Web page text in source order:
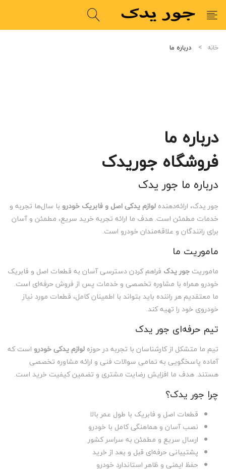
خانه درباره ما
درباره ما
فروشگاه جوریدک
درباره ما جور یدک
جور یدک، ارائه‌دهنده لوازم یدکی اصل و فابریک خودرو با سال‌ها تجربه و
خدمات مطمئن است. هدف ما ارائه تجربه خرید سریع، مطمئن و آسان
برای رانندگان و علاقه‌مندان خودرو است.
ماموریت ما
ماموریت جور یدک فراهم کردن دسترسی آسان به قطعات اصل و فابریک
خودرو همراه با مشاوره تخصصی و خدمات پس از فروش حرفه‌ای است.
ما معتقدیم هر راننده باید بتواند با اطمینان کامل، قطعات مورد نیاز
خودروی خود را تهیه کند.
تیم حرفه‌ای جور یدک
تیم ما متشکل از کارشناسان با تجربه در حوزه لوازم یدکی خودرو است که
آماده پاسخگویی به تمامی سوالات فنی و ارائه مشاوره تخصصی
هستند. هدف ما افزایش رضایت مشتری و تضمین کیفیت خرید است.
چرا جور یدک؟
قطعات اصل و فابریک با طول عمر بالا
نصب آسان و هماهنگی کامل با خودرو
ارسال سریع و مطمئن به سراسر کشور
پشتیبانی حرفه‌ای قبل و بعد از خرید
حفظ ایمنی و ظاهر استاندارد خودرو